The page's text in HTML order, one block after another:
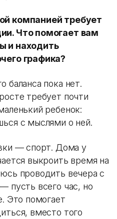
компанией требует
Что помогает вам
и находить
графика?
баланса пока нет.
требует почти
ребенок:
с мыслями о ней.
— спорт. Дома у
выкроить время на
проводить вечера с
пусть всего час, но
Это помогает
вместо того